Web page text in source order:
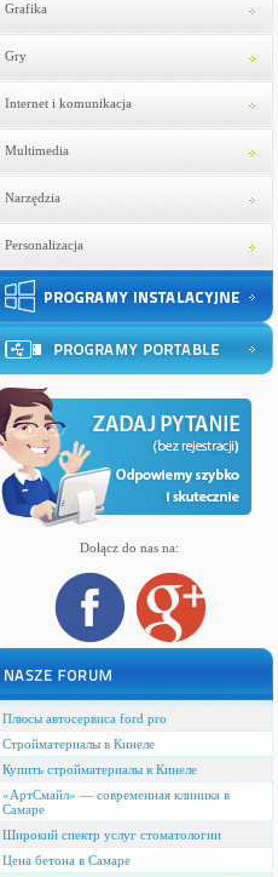
Grafika
Gry
Internet i komunikacja
Multimedia
Narzędzia
Personalizacja
Dołącz do nas na:
Плюсы автосервиса ford pro
Стройматериалы в Кинеле
Купить стройматериалы в Кинеле
«АртСмайл» — современная клиника в
Самаре
Широкий спектр услуг стоматологии
Цена бетона в Самаре